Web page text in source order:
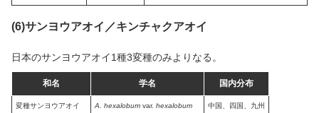
(6)サンヨウアオイ／キンチャクアオイ
日本のサンヨウアオイ1種3変種のみよりなる。
和名 学名 国内分布
変種サンヨウアオイ A. hexalobum var. hexalobum 中国、四国、九州